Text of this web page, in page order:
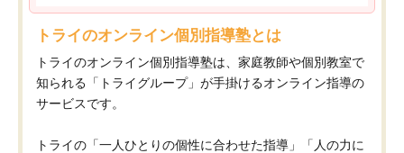
トライのオンライン個別指導塾とは
トライのオンライン個別指導塾は、家庭教師や個別教室で
知られる「トライグループ」が手掛けるオンライン指導の
サービスです。
トライの「一人ひとりの個性に合わせた指導」「人の力に